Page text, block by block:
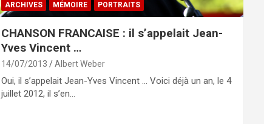
ARCHIVES MÉMOIRE PORTRAITS
CHANSON FRANCAISE : il s’appelait Jean-
Yves Vincent …
14/07/2013 Albert Weber
Oui, il s’appelait Jean-Yves Vincent … Voici déjà un an, le 4
juillet 2012, il s’en…